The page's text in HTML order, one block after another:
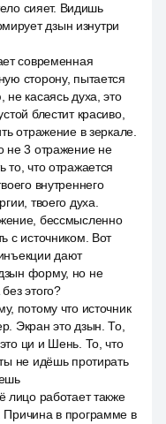
сияет. Видишь
дзын изнутри
современная
сторону, пытается
касаясь духа, это
блестит красиво,
отражение в зеркале.
не 3 отражение не
то, что отражается
внутреннего
твоего духа.
бессмысленно
с источником. Вот
дают
форму, но не
этого?
потому что источник
Экран это дзын. То,
ци и Шень. То, что
не идёшь протирать
лицо работает также
в программе в